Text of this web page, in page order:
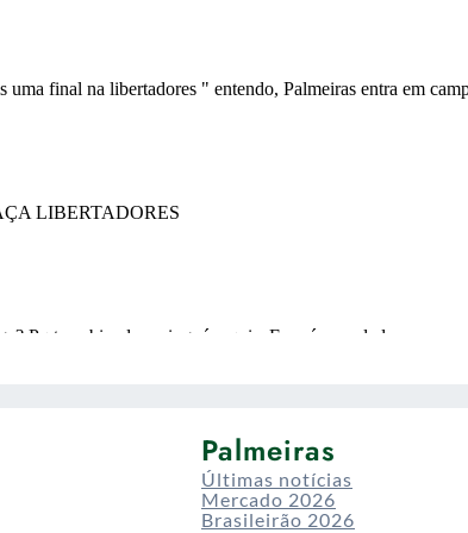
Palmeiras
Últimas notícias
Mercado 2026
Brasileirão 2026